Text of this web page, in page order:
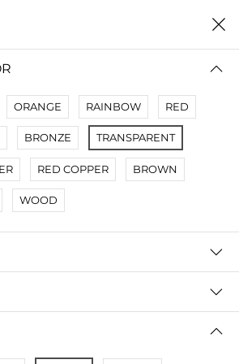
0
цена от высокой к
ORANGE RAINBOW RED
BRONZE TRANSPARENT
RED COPPER BROWN
WOOD